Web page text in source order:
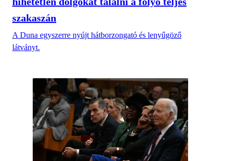
szakaszán
A Duna egyszerre nyújt hátborzongató és lenyűgöző
látványt.